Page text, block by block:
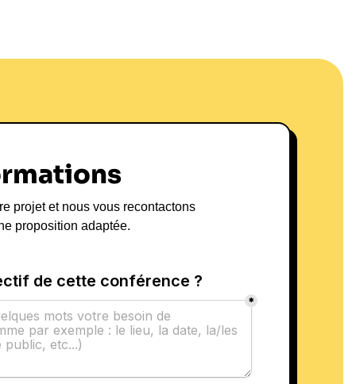
projet et nous vous recontactons
proposition adaptée.